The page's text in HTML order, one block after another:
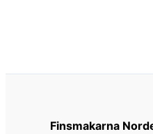
Finsmakarna